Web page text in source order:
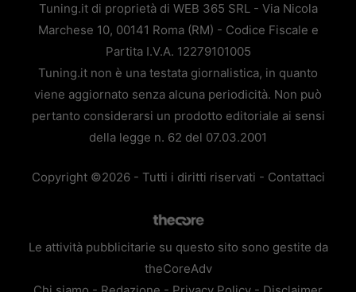
Tuning.it di proprietà di WEB 365 SRL - Via Nicola
Marchese 10, 00141 Roma (RM) - Codice Fiscale e
Partita I.V.A. 12279101005
Tuning.it non è una testata giornalistica, in quanto
viene aggiornato senza alcuna periodicità. Non può
pertanto considerarsi un prodotto editoriale ai sensi
della legge n. 62 del 07.03.2001
Copyright ©2026 - Tutti i diritti riservati - Contattaci
Le attività pubblicitarie su questo sito sono gestite da
theCoreAdv